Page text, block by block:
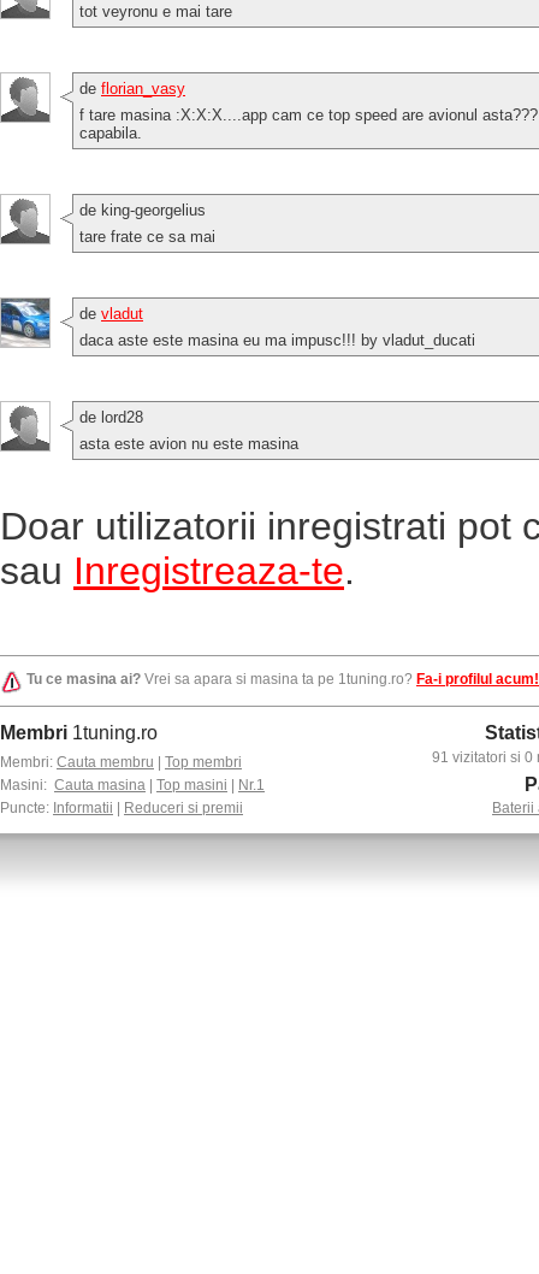
tot veyronu e mai tare
de florian_vasy
f tare masina :X:X:X....app cam ce top speed are avionul
capabila.
de king-georgelius
tare frate ce sa mai
de vladut
daca aste este masina eu ma impusc!!! by vladut_ducati
de lord28
asta este avion nu este masina
Doar utilizatorii inregistrati pot
sau Inregistreaza-te.
Tu ce masina ai? Vrei sa apara si masina ta pe 1tuning.ro? Fa-i profilul acum!
Membri 1tuning.ro
Membri: Cauta membru
Top membri
Masini: Cauta masina Top masini
Nr.1
Puncte: Informatii Reduceri si premii
91 vizitatori si 0